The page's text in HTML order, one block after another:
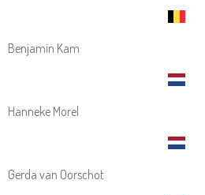
Benjamin Kam
Hanneke Morel
Gerda van Oorschot